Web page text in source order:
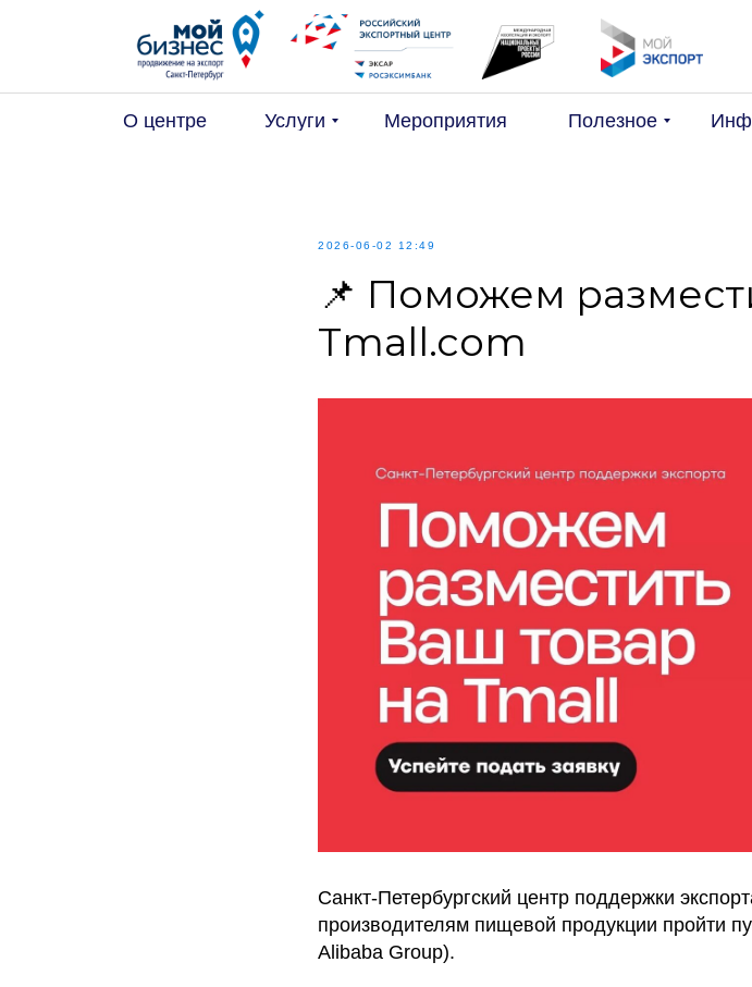
О центре Услуги Мероприятия Полезное
2026-06-02 12:49
📌 Поможем
Tmall.com
Санкт-Петербургский центр поддержки
производителям пищевой продукции пройти
Alibaba Group).